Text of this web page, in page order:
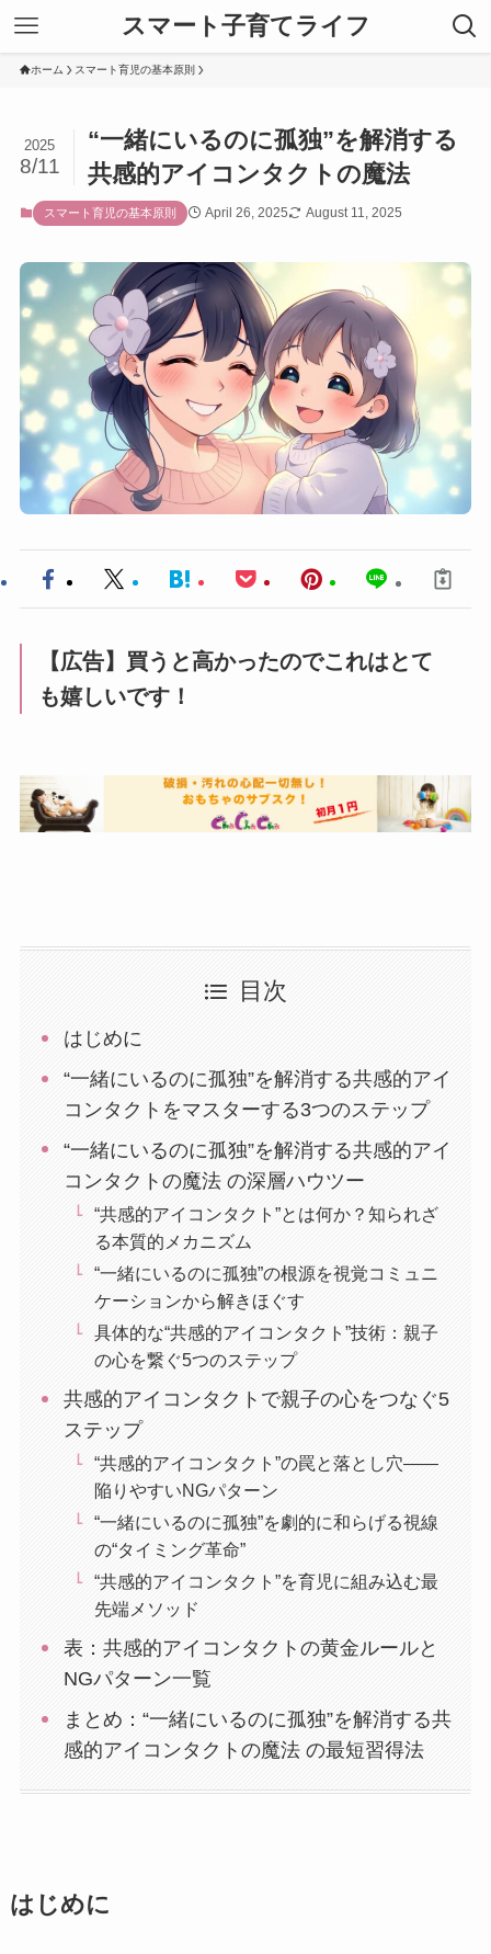
スマート子育てライフ
ホーム スマート育児の基本原則
“一緒にいるのに孤独”を解消する
共感的アイコンタクトの魔法
2025
8/11
スマート育児の基本原則 April 26, 2025 August 11, 2025
【広告】買うと高かったのでこれはとて
も嬉しいです！
目次
はじめに
“一緒にいるのに孤独”を解消する共感的アイ
コンタクトをマスターする3つのステップ
“一緒にいるのに孤独”を解消する共感的アイ
コンタクトの魔法 の深層ハウツー
“共感的アイコンタクト”とは何か？知られざ
る本質的メカニズム
“一緒にいるのに孤独”の根源を視覚コミュニ
ケーションから解きほぐす
具体的な“共感的アイコンタクト”技術：親子
の心を繋ぐ5つのステップ
共感的アイコンタクトで親子の心をつなぐ5
ステップ
“共感的アイコンタクト”の罠と落とし穴——
陥りやすいNGパターン
“一緒にいるのに孤独”を劇的に和らげる視線
の“タイミング革命”
“共感的アイコンタクト”を育児に組み込む最
先端メソッド
表：共感的アイコンタクトの黄金ルールと
NGパターン一覧
まとめ：“一緒にいるのに孤独”を解消する共
感的アイコンタクトの魔法 の最短習得法
はじめに